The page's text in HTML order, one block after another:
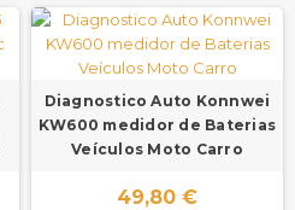
Diagnostico Auto Konnwei
KW600 medidor de Baterias
Veículos Moto Carro
49,80 €